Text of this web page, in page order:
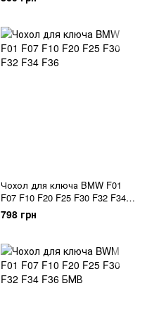
Чохол для ключа BMW F01
F07 F10 F20 F25 F30 F32 F34
F36
798 грн